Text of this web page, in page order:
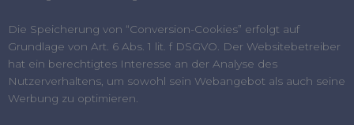
Die Speicherung von “Conversion-Cookies” erfolgt auf
Grundlage von Art. 6 Abs. 1 lit. f DSGVO. Der Websitebetreiber
hat ein berechtigtes Interesse an der Analyse des
Nutzerverhaltens, um sowohl sein Webangebot als auch seine
Werbung zu optimieren.